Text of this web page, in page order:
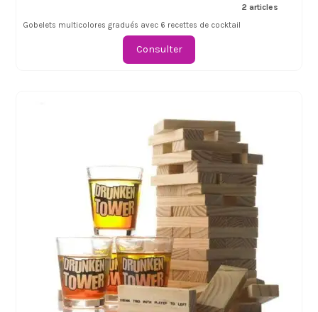
2 articles
Gobelets multicolores gradués avec 6 recettes de cocktail
Consulter